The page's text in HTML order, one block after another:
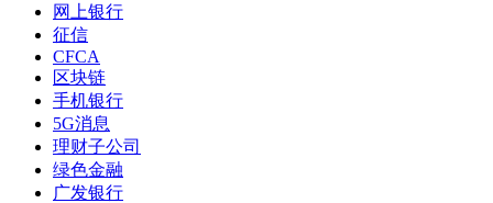
网上银行
征信
CFCA
区块链
手机银行
5G消息
理财子公司
绿色金融
广发银行